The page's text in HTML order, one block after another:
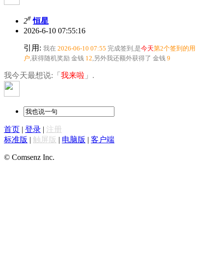
2# 恒星
2026-6-10 07:55:16
引用: 我在 2026-06-10 07:55 完成签到,是今天第2个签到的用
户,获得随机奖励 金钱 12,另外我还额外获得了 金钱 9
我今天最想说:「 我来啦 」.
首页 登录
注册
标准版
触屏版 电脑版 客户端
© Comsenz Inc.